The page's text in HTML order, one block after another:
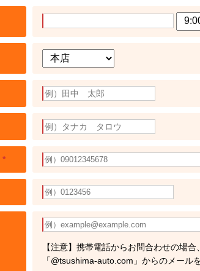
*
【注意】携帯電話からお問合わせの場
「@tsushima-auto.com」からのメー